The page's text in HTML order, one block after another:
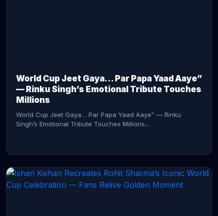
World Cup Jeet Gaya… Par Papa Yaad Aaye”
— Rinku Singh’s Emotional Tribute Touches
Millions
World Cup Jeet Gaya… Par Papa Yaad Aaye” — Rinku
Singh’s Emotional Tribute Touches Millions...